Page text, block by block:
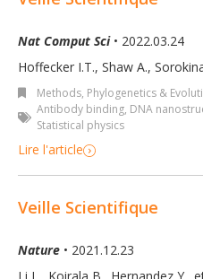
Nat Comput Sci• 2022.03.24
Hoffecker I.T., Shaw A.,
Methods, Phylogenetics &
Antibody binding, DNA
Statistical physics
Lire l'article
Veille Scientifique
Nature • 2021.12.23
Li L., Koirala B., Hernandez Y.,